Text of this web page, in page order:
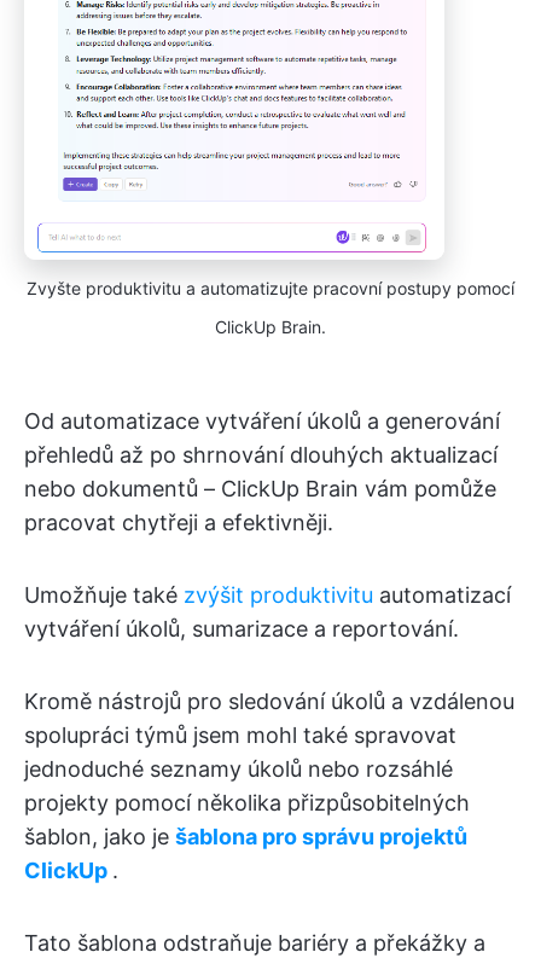
Zvyšte produktivitu a automatizujte pracovní postupy pomocí
ClickUp Brain.
Od automatizace vytváření úkolů a generování
přehledů až po shrnování dlouhých aktualizací
nebo dokumentů – ClickUp Brain vám pomůže
pracovat chytřeji a efektivněji.
Umožňuje také zvýšit produktivitu automatizací
vytváření úkolů, sumarizace a reportování.
Kromě nástrojů pro sledování úkolů a vzdálenou
spolupráci týmů jsem mohl také spravovat
jednoduché seznamy úkolů nebo rozsáhlé
projekty pomocí několika přizpůsobitelných
šablon, jako je šablona pro správu projektů
ClickUp .
Tato šablona odstraňuje bariéry a překážky a